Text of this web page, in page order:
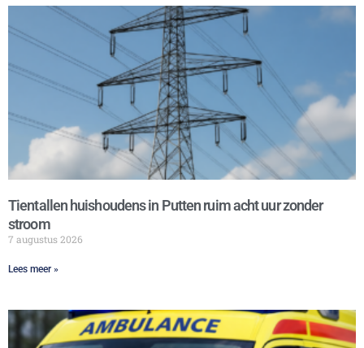
Tientallen huishoudens in Putten ruim acht uur zonder
stroom
7 augustus 2026
Lees meer »